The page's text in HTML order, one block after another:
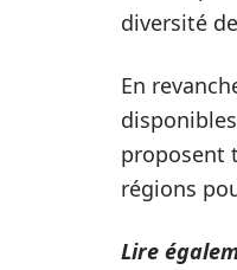
diversité
En
proposent
régions
Lire